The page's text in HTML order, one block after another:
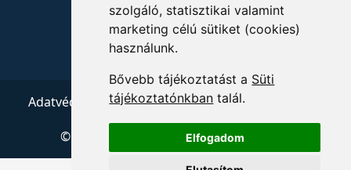
szolgáló, statisztikai valamint
marketing célú sütiket (cookies)
használunk.
Bővebb tájékoztatást a Süti
tájékoztatónkban talál.
Elfogadom
Adatvédelem ÁSZF Impresszum
© 2026 Copyright:
Menedzserpraxis.hu